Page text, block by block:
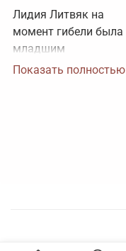
Лидия Литвяк на
момент гибели была
младшим
лейтенантом.
Показать полностью